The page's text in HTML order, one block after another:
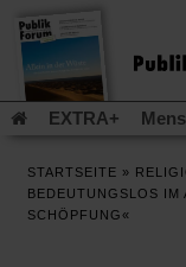
EXTRA+
Aufstehen & Handeln
EXTRA
Edition
STARTSEITE »
BEDEUTUNGSLOS
SCHÖPFUNG«